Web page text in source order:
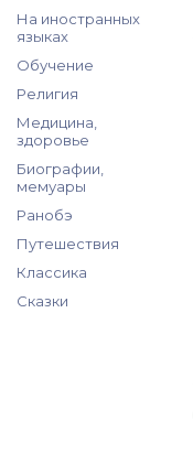
На иностранных
языках
Обучение
Религия
Медицина,
здоровье
Биографии,
мемуары
Ранобэ
Путешествия
Классика
Сказки